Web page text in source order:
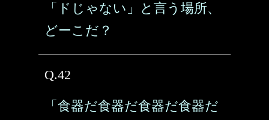
「ドじゃない」と言う場所、
どーこだ？
Q.42
「食器だ食器だ食器だ食器だ